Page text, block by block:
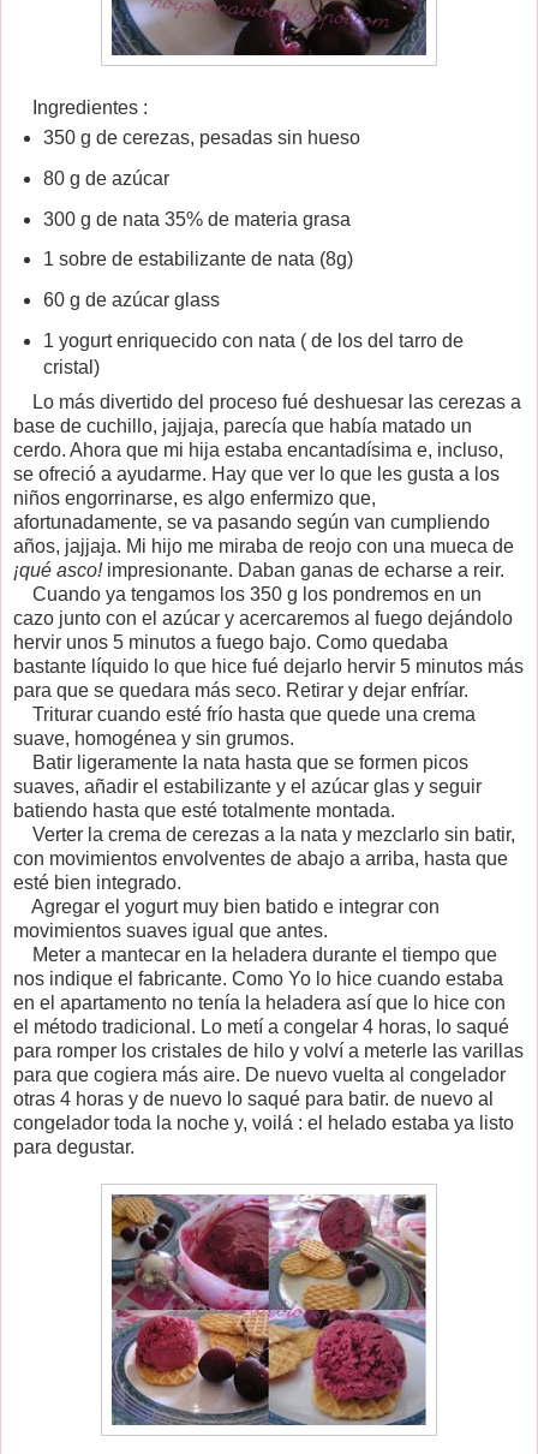
Ingredientes :
350 g de cerezas, pesadas sin hueso
80 g de azúcar
300 g de nata 35% de materia grasa
1 sobre de estabilizante de nata (8g)
60 g de azúcar glass
1 yogurt enriquecido con nata ( de los del tarro de
cristal)
Lo más divertido del proceso fué deshuesar las cerezas a
base de cuchillo, jajjaja, parecía que había matado un
cerdo. Ahora que mi hija estaba encantadísima e, incluso,
se ofreció a ayudarme. Hay que ver lo que les gusta a los
niños engorrinarse, es algo enfermizo que,
afortunadamente, se va pasando según van cumpliendo
años, jajjaja. Mi hijo me miraba de reojo con una mueca de
¡qué asco!impresionante. Daban ganas de echarse a reir.
Cuando ya tengamos los 350 g los pondremos en un
cazo junto con el azúcar y acercaremos al fuego dejándolo
hervir unos 5 minutos a fuego bajo. Como quedaba
bastante líquido lo que hice fué dejarlo hervir 5 minutos más
para que se quedara más seco. Retirar y dejar enfríar.
Triturar cuando esté frío hasta que quede una crema
suave, homogénea y sin grumos.
Batir ligeramente la nata hasta que se formen picos
suaves, añadir el estabilizante y el azúcar glas y seguir
batiendo hasta que esté totalmente montada.
Verter la crema de cerezas a la nata y mezclarlo sin batir,
con movimientos envolventes de abajo a arriba, hasta que
esté bien integrado.
Agregar el yogurt muy bien batido e integrar con
movimientos suaves igual que antes.
Meter a mantecar en la heladera durante el tiempo que
nos indique el fabricante. Como Yo lo hice cuando estaba
en el apartamento no tenía la heladera así que lo hice con
el método tradicional. Lo metí a congelar 4 horas, lo saqué
para romper los cristales de hilo y volví a meterle las varillas
para que cogiera más aire. De nuevo vuelta al congelador
otras 4 horas y de nuevo lo saqué para batir. de nuevo al
congelador toda la noche y, voilá : el helado estaba ya listo
para degustar.